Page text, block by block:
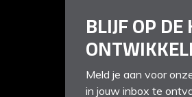
BLIJF OP
Meld je aan voor
in jouw inbox te